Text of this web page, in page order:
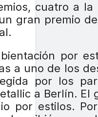
cuatro a
gran premio
por
a uno de los
por los
a Berlín.
por estilos.